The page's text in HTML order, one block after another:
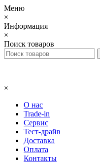
Меню
×
Информация
×
Поиск товаров
×
О нас
Trade-in
Сервис
Тест-драйв
Доставка
Оплата
Контакты